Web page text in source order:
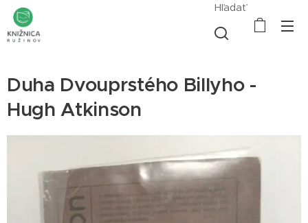
Hľadať
Duha Dvouprstého Billyho -
Hugh Atkinson